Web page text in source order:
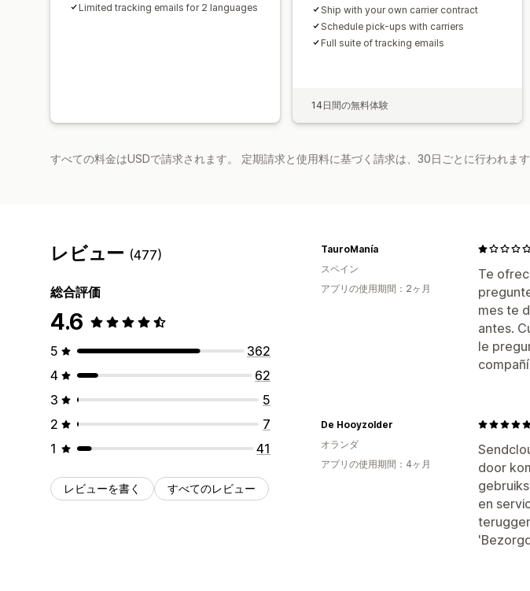
Limited tracking emails for 2 languages
Ship with your own carrier contract
Schedule pick-ups with carriers
Full suite of tracking emails
14日間の無料体験
すべての料金はUSDで請求されます。 定期請求と使用料に基づく請求は、30日ごとに行われます
レビュー (477)
総合評価
4.6
5
362
4
62
3
5
2
7
1
41
レビューを書く すべてのレビュー
Te
mes te
antes.
le
TauroManía
スペイン
アプリの使用期間：2ヶ月
door
en
De Hooyzolder
オランダ
アプリの使用期間：4ヶ月